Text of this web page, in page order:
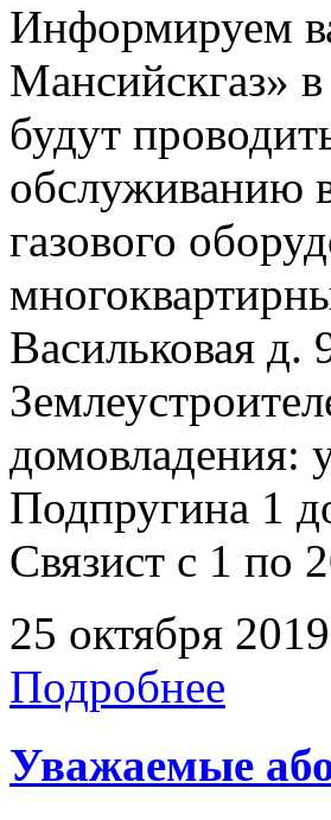
Информируем
Мансийскгаз»
будут
обслуживанию
газового
Васильковая
домовладения:
Подпругина 1
Связист с 1 по
25 октября 2019
Подробнее
Уважаемые